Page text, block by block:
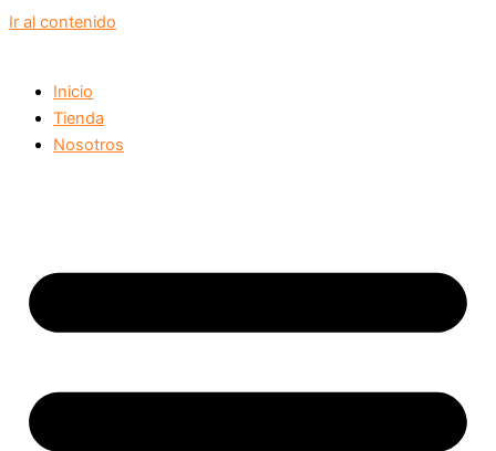
Ir al contenido
Inicio
Tienda
Nosotros